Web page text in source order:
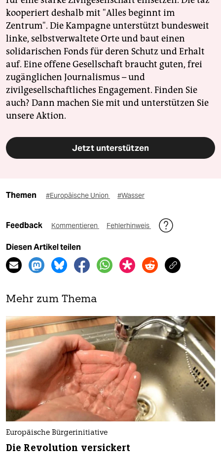
kooperiert deshalb mit "Alles beginnt im
Zentrum". Die Kampagne unterstützt bundesweit
linke, selbstverwaltete Orte und baut einen
solidarischen Fonds für deren Schutz und Erhalt
auf. Eine offene Gesellschaft braucht guten, frei
zugänglichen Journalismus – und
zivilgesellschaftliches Engagement. Finden Sie
auch? Dann machen Sie mit und unterstützen Sie
unsere Aktion.
Jetzt unterstützen
Themen #Europäische Union #Wasser
Feedback Kommentieren Fehlerhinweis
Diesen Artikel teilen
Mehr zum Thema
Europäische Bürgerinitiative
Die Revolution versickert